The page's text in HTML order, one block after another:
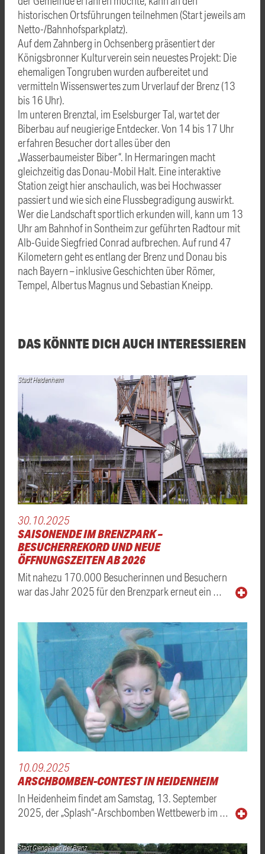
historischen Ortsführungen teilnehmen (Start jeweils am
Netto-/Bahnhofsparkplatz).
Auf dem Zahnberg in Ochsenberg präsentiert der
Königsbronner Kulturverein sein neuestes Projekt: Die
ehemaligen Tongruben wurden aufbereitet und
vermitteln Wissenswertes zum Urverlauf der Brenz (13
bis 16 Uhr).
Im unteren Brenztal, im Eselsburger Tal, wartet der
Biberbau auf neugierige Entdecker. Von 14 bis 17 Uhr
erfahren Besucher dort alles über den
„Wasserbaumeister Biber“. In Hermaringen macht
gleichzeitig das Donau-Mobil Halt. Eine interaktive
Station zeigt hier anschaulich, was bei Hochwasser
passiert und wie sich eine Flussbegradigung auswirkt.
Wer die Landschaft sportlich erkunden will, kann um 13
Uhr am Bahnhof in Sontheim zur geführten Radtour mit
Alb-Guide Siegfried Conrad aufbrechen. Auf rund 47
Kilometern geht es entlang der Brenz und Donau bis
nach Bayern – inklusive Geschichten über Römer,
Tempel, Albertus Magnus und Sebastian Kneipp.
DAS KÖNNTE DICH AUCH INTERESSIEREN
Stadt Heidenheim
30.10.2025
SAISONENDE IM BRENZPARK –
BESUCHERREKORD UND NEUE
ÖFFNUNGSZEITEN AB 2026
Mit nahezu 170.000 Besucherinnen und Besuchern
war das Jahr 2025 für den Brenzpark erneut ein …
10.09.2025
ARSCHBOMBEN-CONTEST IN HEIDENHEIM
In Heidenheim findet am Samstag, 13. September
2025, der „Splash“-Arschbomben Wettbewerb im …
Stadt Giengen an der Brenz